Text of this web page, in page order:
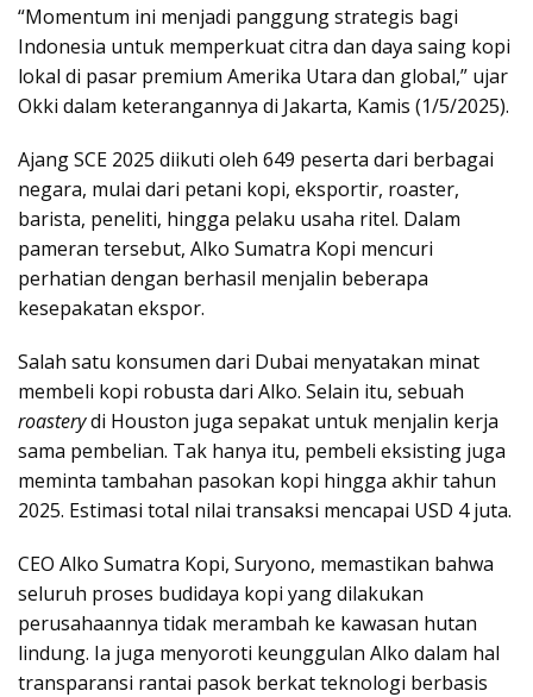
“Momentum ini menjadi panggung strategis bagi
Indonesia untuk memperkuat citra dan daya saing kopi
lokal di pasar premium Amerika Utara dan global,” ujar
Okki dalam keterangannya di Jakarta, Kamis (1/5/2025).
Ajang SCE 2025 diikuti oleh 649 peserta dari berbagai
negara, mulai dari petani kopi, eksportir, roaster,
barista, peneliti, hingga pelaku usaha ritel. Dalam
pameran tersebut, Alko Sumatra Kopi mencuri
perhatian dengan berhasil menjalin beberapa
kesepakatan ekspor.
Salah satu konsumen dari Dubai menyatakan minat
membeli kopi robusta dari Alko. Selain itu, sebuah
roasterydi Houston juga sepakat untuk menjalin kerja
sama pembelian. Tak hanya itu, pembeli eksisting juga
meminta tambahan pasokan kopi hingga akhir tahun
2025. Estimasi total nilai transaksi mencapai USD 4 juta.
CEO Alko Sumatra Kopi, Suryono, memastikan bahwa
seluruh proses budidaya kopi yang dilakukan
perusahaannya tidak merambah ke kawasan hutan
lindung. Ia juga menyoroti keunggulan Alko dalam hal
transparansi rantai pasok berkat teknologi berbasis